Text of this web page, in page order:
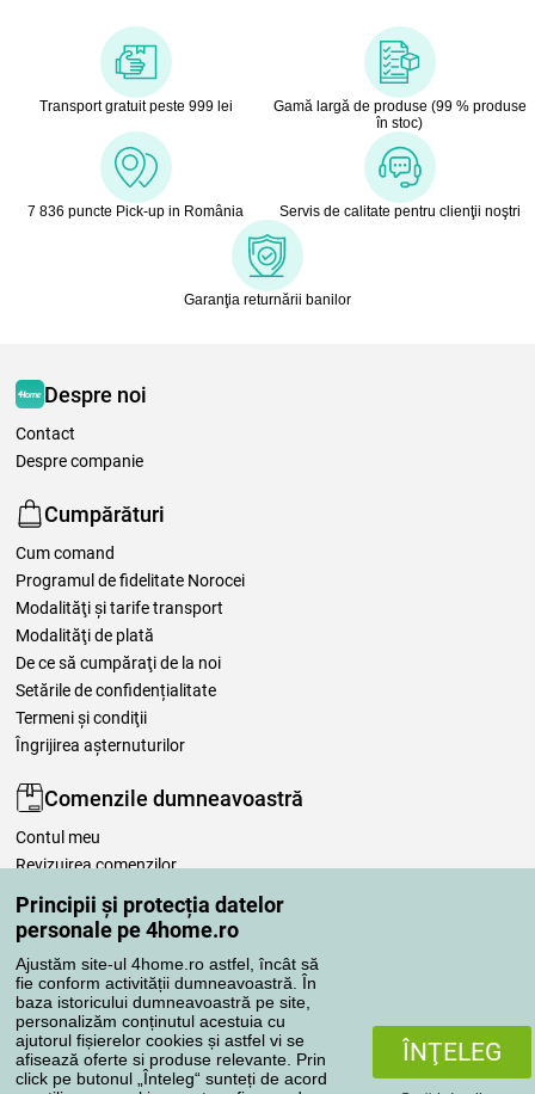
Principii și protecția datelor
personale pe 4home.ro
Ajustăm site-ul 4home.ro astfel, încât să
fie conform activității dumneavoastră. În
baza istoricului dumneavoastră pe site,
personalizăm conținutul acestuia cu
ajutorul fișierelor cookies și astfel vi se
afisează oferte si produse relevante. Prin
click pe butonul „Înteleg“ sunteți de acord
ÎNŢELEG
Transport gratuit peste 999 lei
Gamă largă de produse (99 % produse
în stoc)
7 836 puncte Pick-up in România Servis de calitate pentru clienţii noştri
Garanţia returnării banilor
Despre noi
Contact
Despre companie
Cumpărături
Cum comand
Programul de fidelitate Norocei
Modalităţi şi tarife transport
Modalităţi de plată
De ce să cumpăraţi de la noi
Setările de confidențialitate
Termeni şi condiţii
Îngrijirea așternuturilor
Comenzile dumneavoastră
Contul meu
Revizuirea comenzilor
Reclamaţii
Retragere de la contract
Regulile de procesare a recenziilor
Metode de transport